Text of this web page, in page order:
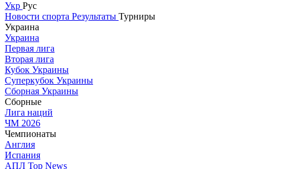
Укр Рус
Новости спорта Результаты Турниры
Украина
Украина
Первая лига
Вторая лига
Кубок Украины
Суперкубок Украины
Сборная Украины
Сборные
Лига наций
ЧМ 2026
Чемпионаты
Англия
Испания
АПЛ Top News